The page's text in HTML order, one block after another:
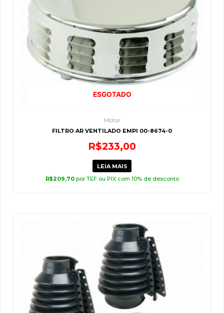
ESGOTADO
Motor
FILTRO AR VENTILADO EMPI 00-8674-0
R$233,00
LEIA MAIS
R$209,70 por TEF ou PIX com 10% de desconto